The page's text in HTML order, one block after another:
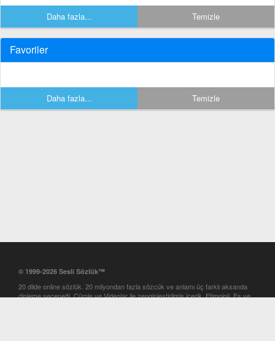
Daha fazla... Temizle
Favoriler
Daha fazla... Temizle
© 1999-2026 Sesli Sözlük™
20 dilde online sözlük. 20 milyondan fazla sözcük ve anlamı üç farklı aksanda
dinleme seçeneği. Cümle ve Videolar ile zenginleştirilmiş içerik. Etimoloji, Eş ve